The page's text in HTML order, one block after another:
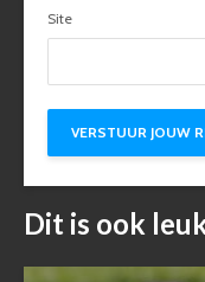
Site
Dit is ook